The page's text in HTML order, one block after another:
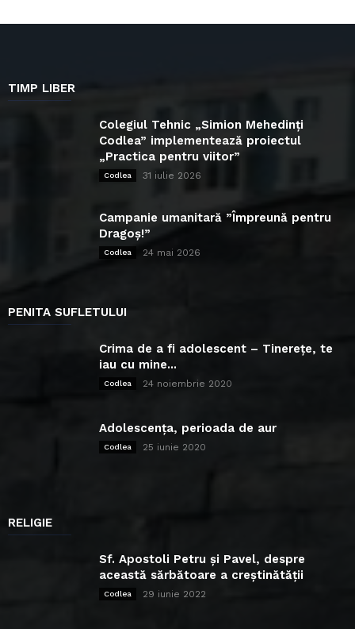
TIMP LIBER
Colegiul Tehnic „Simion Mehedinți
Codlea” implementează proiectul
„Practica pentru viitor”
Codlea 31 iulie 2026
Campanie umanitară ”Împreună pentru
Dragoș!”
Codlea 24 mai 2026
PENITA SUFLETULUI
Crima de a fi adolescent – Tinerețe, te
iau cu mine...
Codlea 24 noiembrie 2020
Adolescența, perioada de aur
Codlea 25 iunie 2020
RELIGIE
Sf. Apostoli Petru și Pavel, despre
această sărbătoare a creștinătății
Codlea 29 iunie 2022